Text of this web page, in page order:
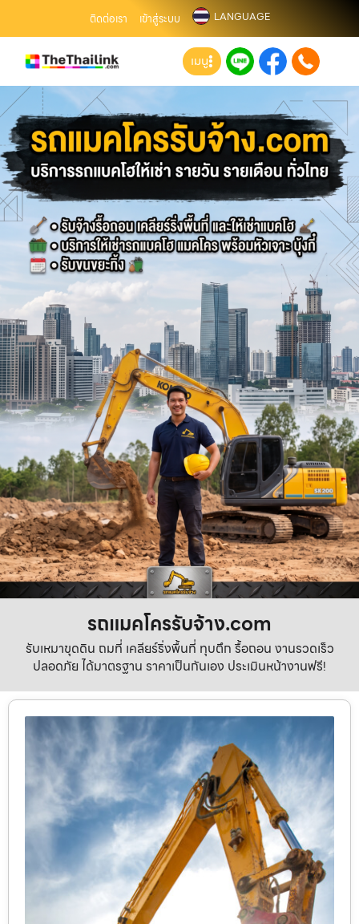
ติดต่อเรา เข้าสู่ระบบ LANGUAGE
เมนู
รถแมคโครรับจ้าง.com
รับเหมาขุดดิน ถมที่ เคลียร์ริ่งพื้นที่ ทุบตึก รื้อถอน งานรวดเร็ว
ปลอดภัย ได้มาตรฐาน ราคาเป็นกันเอง ประเมินหน้างานฟรี!